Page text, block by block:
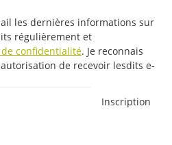
les dernières informations sur
régulièrement et
de confidentialité. Je reconnais
de recevoir lesdits e-
Inscription